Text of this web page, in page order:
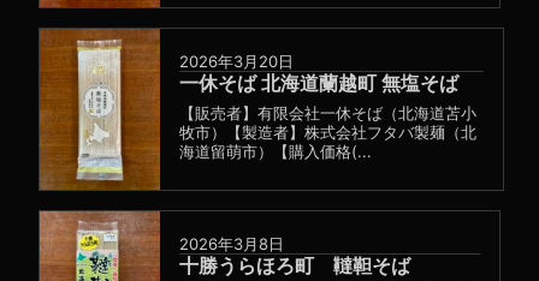
2026年3月20日
一休そば 北海道蘭越町 無塩そば
【販売者】有限会社一休そば（北海道苫小
牧市）【製造者】株式会社フタバ製麺（北
海道留萌市）【購入価格(...
2026年3月8日
十勝うらほろ町 韃靼そば